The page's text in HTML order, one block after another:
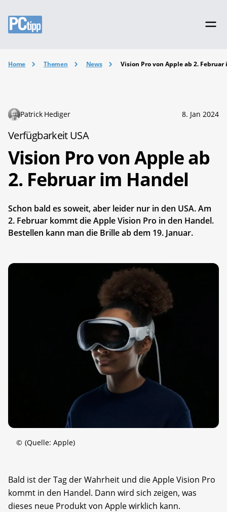
Home Themen News Vision Pro von Apple ab 2. Februar
Patrick Hediger 8. Jan 2024
Verfügbarkeit USA
Vision Pro von Apple ab
2. Februar im Handel
Schon bald es soweit, aber leider nur in den USA. Am
2. Februar kommt die Apple Vision Pro in den Handel.
Bestellen kann man die Brille ab dem 19. Januar.
© (Quelle: Apple)
Bald ist der Tag der Wahrheit und die Apple Vision Pro
kommt in den Handel. Dann wird sich zeigen, was
dieses neue Produkt von Apple wirklich kann.